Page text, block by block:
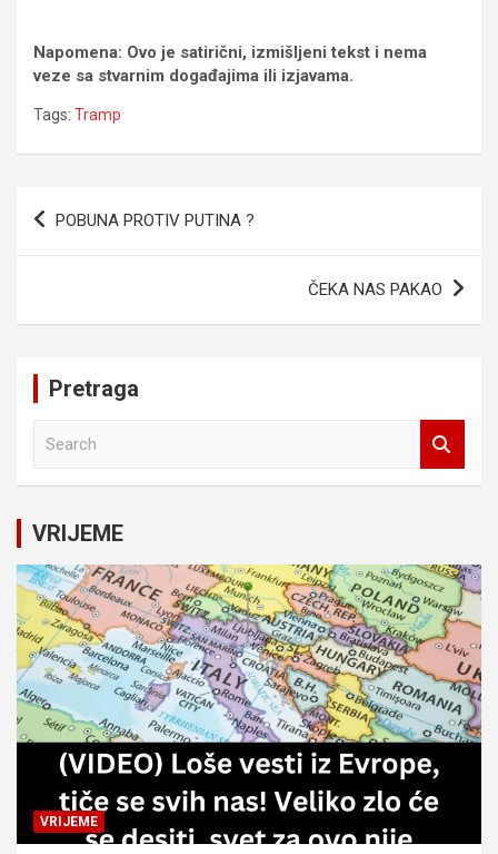
Napomena: Ovo je satirični, izmišljeni tekst i nema
veze sa stvarnim događajima ili izjavama.
Tags: Tramp
Navigacija
POBUNA PROTIV PUTINA ?
ČEKA NAS PAKAO
Pretraga
c
h
VRIJEME
VRIJEME